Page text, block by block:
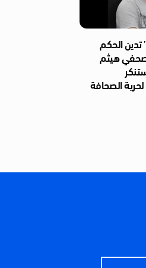
تدين الحكم
هيثم
الصحافة